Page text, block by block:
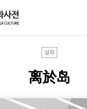
설화
离於岛